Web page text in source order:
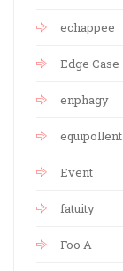
echappee
Edge Case
enphagy
equipollent
Event
fatuity
Foo A